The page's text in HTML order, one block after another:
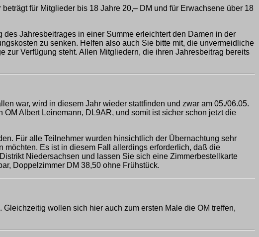
für Mitglieder bis 18 Jahre 20,– DM und für Erwachsene über 18
Jahresbeitrages in einer Summe erleichtert den Damen in der
zu senken. Helfen also auch Sie bitte mit, die unvermeidliche
Verfügung steht. Allen Mitgliedern, die ihren Jahresbeitrag bereits
war, wird in diesem Jahr wieder stattfinden und zwar am 05./06.05.
Albert Leinemann, DL9AR, und somit ist sicher schon jetzt die
Für alle Teilnehmer wurden hinsichtlich der Übernachtung sehr
Es ist in diesem Fall allerdings erforderlich, daß die
Niedersachsen und lassen Sie sich eine Zimmerbestellkarte
Doppelzimmer DM 38,50 ohne Frühstück.
wollen sich hier auch zum ersten Male die OM treffen,